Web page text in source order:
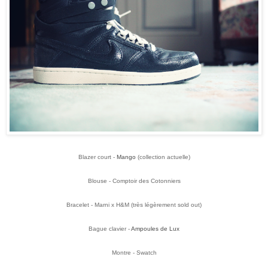
Blazer court - Mango (collection actuelle)
Blouse - Comptoir des Cotonniers
Bracelet - Marni x H&M (très légèrement sold out)
Bague clavier -Ampoules de Lux
Montre - Swatch